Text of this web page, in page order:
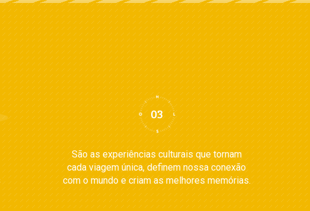
São as experiências culturais que tornam
cada viagem única, definem nossa conexão
com o mundo e criam as melhores memórias.